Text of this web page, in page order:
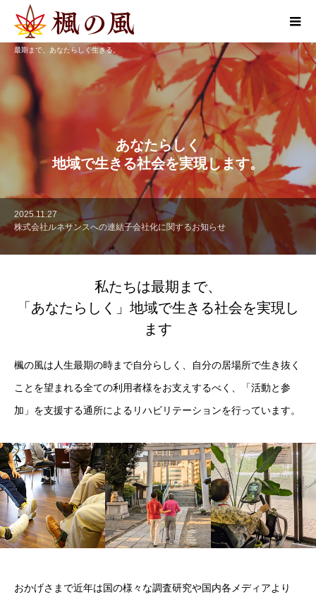
最期まで、あなたらしく生きる。
あなたらしく
地域で生きる社会を実現します。
2026.07.02
【求人】求人情報を更新しました。
2026.03.26
【求人】求人情報を更新しました。
2026.02.06
【求人】求人情報を更新しました。
2025.11.27
株式会社ルネサンスへの連結子会社化に関するお知らせ
2025.11.27
株式会社ルネサンスへの連結子会社化に関するお知らせ
2025.11.19
【求人】求人情報を更新しました。
私たちは最期まで、
「あなたらしく」地域で生きる社会を実現し
ます
楓の風は人生最期の時まで自分らしく、自分の居場所で生き抜く
ことを望まれる全ての利用者様をお支えするべく、「活動と参
加」を支援する通所によるリハビリテーションを行っています。
おかげさまで近年は国の様々な調査研究や国内各メディアより